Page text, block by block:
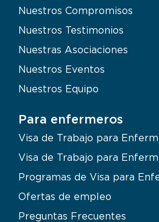
Nuestros Compromisos
Nuestros Testimonios
Nuestras Asociaciones
Nuestros Eventos
Nuestros Equipo
Para enfermeros
Visa de Trabajo para
Visa de Trabajo para
Programas de Visa para
Ofertas de empleo
Preguntas Frecuentes